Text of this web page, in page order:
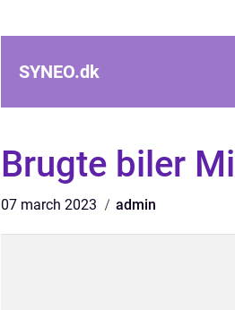
SYNEO.dk
Brugte biler
07 march 2023 admin